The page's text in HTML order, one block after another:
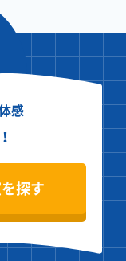
感
探す